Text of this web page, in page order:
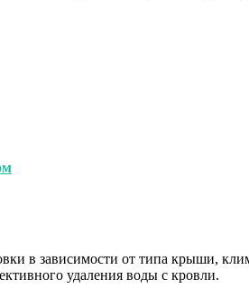
в зависимости от типа крыши,
удаления воды с кровли.